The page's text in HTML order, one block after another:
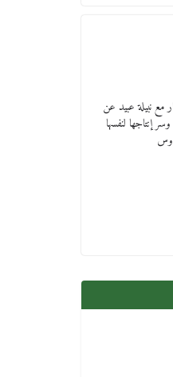
مع نبيلة عبيد عن
إنتاجها لنفسها